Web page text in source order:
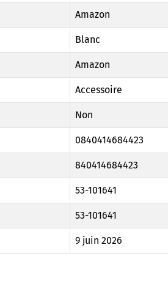
Amazon
Blanc
Amazon
Accessoire
Non
0840414684423
840414684423
53-101641
53-101641
9 juin 2026